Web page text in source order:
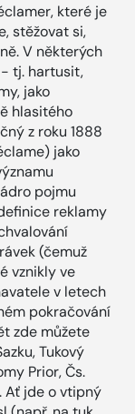
které je
stěžovat si,
V některých
tj. hartusit,
jako
hlasitého
z roku 1888
jako
pojmu
reklamy
(čemuž
vznikly ve
v letech
pokračování
zde můžete
Tukový
Prior, Čs.
Ať jde o vtipný